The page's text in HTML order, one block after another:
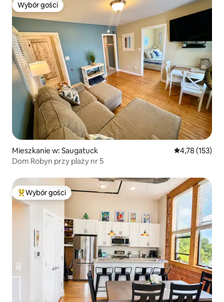
Wybór gości
Wybór gości
Mieszkanie w: Saugatuck Średnia
4,78 (153)
Dom Robyn przy plaży nr 5
Najpopularniejsze z kategorii Wybór gości
Wybór gości